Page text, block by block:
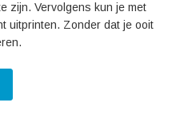
zijn. Vervolgens kun je met
uitprinten. Zonder dat je ooit